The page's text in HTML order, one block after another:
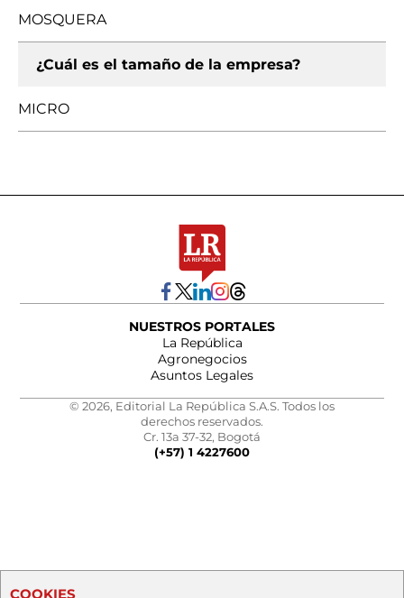
MOSQUERA
¿Cuál es el tamaño de la empresa?
MICRO
NUESTROS PORTALES
La República
Agronegocios
Asuntos Legales
© 2026, Editorial La República S.A.S. Todos los
derechos reservados.
Cr. 13a 37-32, Bogotá
(+57) 1 4227600
COOKIES